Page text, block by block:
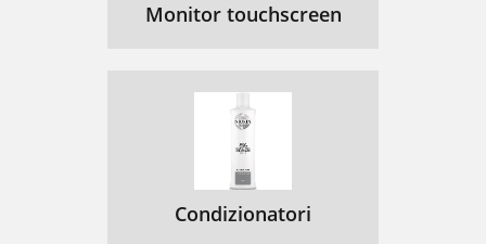
Monitor touchscreen
Condizionatori